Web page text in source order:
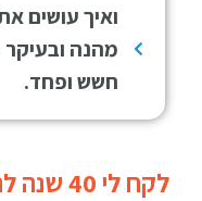
ואיך עושים
מהנה
חשש ופחד.
לקח לי 40 שנה להבין את זה.